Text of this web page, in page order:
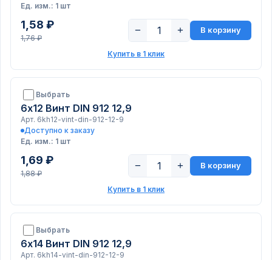
Ед. изм.: 1 шт
1,58 ₽
1,76 ₽
− + В корзину
Купить в 1 клик
Выбрать
6х12 Винт DIN 912 12,9
Арт. 6kh12-vint-din-912-12-9
Доступно к заказу
Ед. изм.: 1 шт
1,69 ₽
1,88 ₽
− + В корзину
Купить в 1 клик
Выбрать
6х14 Винт DIN 912 12,9
Арт. 6kh14-vint-din-912-12-9